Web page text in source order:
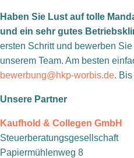
Haben Sie Lust auf tolle
und ein sehr gutes
ersten Schritt und bewerben
unserem Team. Am besten
bewerbung@hkp-worbis.de.
Unsere Partner
Kaufhold & Collegen GmbH
Steuerberatungsgesellschaft
Papiermühlenweg 8